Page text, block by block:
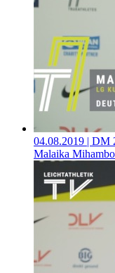
04.08.2019 | DM
Malaika